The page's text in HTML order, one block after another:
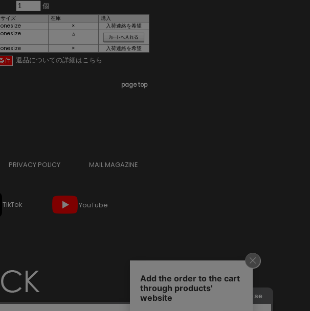
個
サイズ 在庫
購入
onesize ×
入荷連絡を希望
onesize
△
onesize × 入荷連絡を希望
返品についての詳細はこちら
page top
PRIVACY POLICY MAIL MAGAZINE
TikTok YouTube